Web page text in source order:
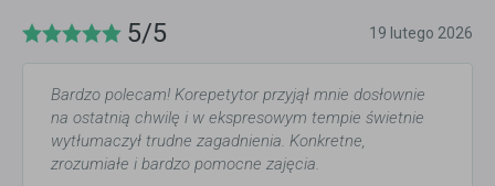
5/5 19 lutego 2026
Bardzo polecam! Korepetytor przyjął mnie dosłownie
na ostatnią chwilę i w ekspresowym tempie świetnie
wytłumaczył trudne zagadnienia. Konkretne,
zrozumiałe i bardzo pomocne zajęcia.